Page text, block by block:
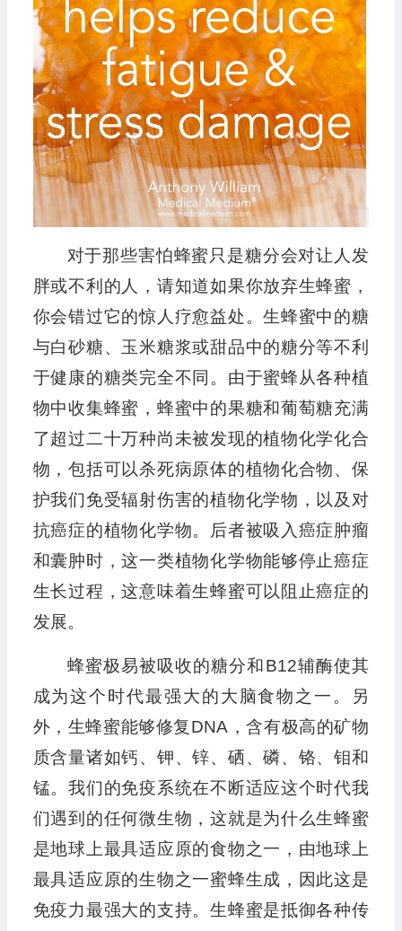
对于那些害怕蜂蜜只是糖分会对让人发
胖或不利的人，请知道如果你放弃生蜂蜜，
你会错过它的惊人疗愈益处。生蜂蜜中的糖
与白砂糖、玉米糖浆或甜品中的糖分等不利
于健康的糖类完全不同。由于蜜蜂从各种植
物中收集蜂蜜，蜂蜜中的果糖和葡萄糖充满
了超过二十万种尚未被发现的植物化学化合
物，包括可以杀死病原体的植物化合物、保
护我们免受辐射伤害的植物化学物，以及对
抗癌症的植物化学物。后者被吸入癌症肿瘤
和囊肿时，这一类植物化学物能够停止癌症
生长过程，这意味着生蜂蜜可以阻止癌症的
发展。
蜂蜜极易被吸收的糖分和B12辅酶使其
成为这个时代最强大的大脑食物之一。另
外，生蜂蜜能够修复DNA，含有极高的矿物
质含量诸如钙、钾、锌、硒、磷、铬、钼和
锰。我们的免疫系统在不断适应这个时代我
们遇到的任何微生物，这就是为什么生蜂蜜
是地球上最具适应原的食物之一，由地球上
最具适应原的生物之一蜜蜂生成，因此这是
免疫力最强大的支持。生蜂蜜是抵御各种传